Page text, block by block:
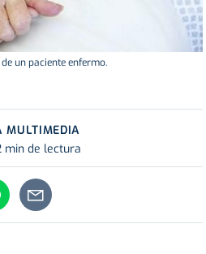
un paciente enfermo.
MULTIMEDIA
min de lectura